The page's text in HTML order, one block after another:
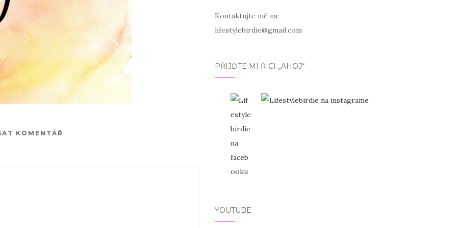
KOMENTÁŘ
Kontaktujte mě na:
lifestylebirdie@gmail.com
PŘIJĎTE MI ŘÍCI „AHOJ“
YOUTUBE